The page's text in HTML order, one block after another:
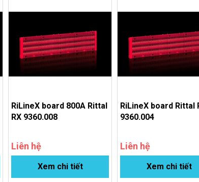
RiLineX board 800A Rittal
RX 9360.008
Liên hệ
Xem chi tiết
RiLineX board Rittal
9360.004
Liên hệ
Xem chi tiết